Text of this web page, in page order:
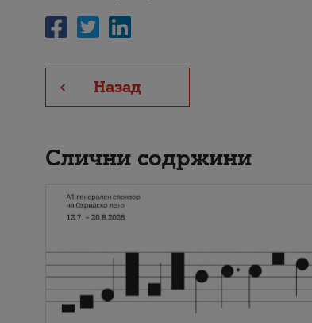
Назад
Слични содржини